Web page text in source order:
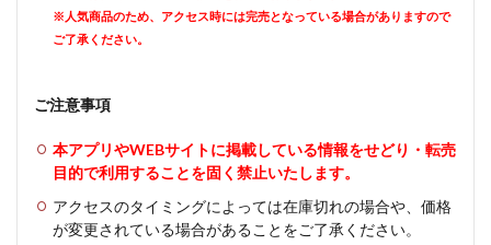
※人気商品のため、アクセス時には完売となっている場合がありますので
ご了承ください。
ご注意事項
本アプリやWEBサイトに掲載している情報をせどり・転売
目的で利用することを固く禁止いたします。
アクセスのタイミングによっては在庫切れの場合や、価格
が変更されている場合があることをご了承ください。